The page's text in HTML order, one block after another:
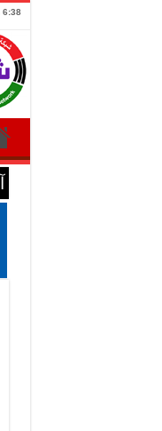
6:38 مساءً / 7 أغسطس، 2026